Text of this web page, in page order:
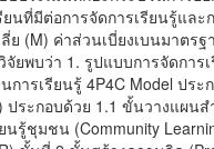
นที่มีต่อการจัดการเรียนรู้แล
(M) ค่าส่วนเบี่ยงเบนมาตรฐ
จัยพบว่า 1. รูปแบบการจัดการ
การเรียนรู้ 4P4C Model ปร
ประกอบด้วย 1.1 ขั้นวางแผน
นรู้ชุมชน (Community